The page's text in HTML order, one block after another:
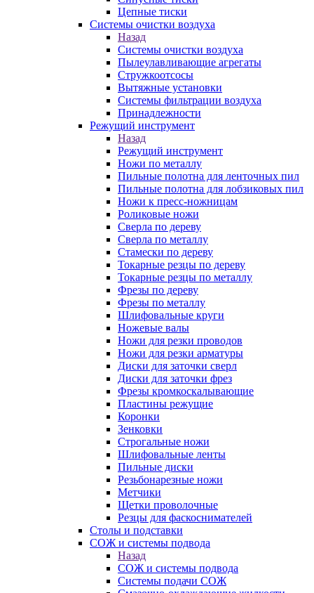
Цепные тиски
Системы очистки воздуха
Назад
Системы очистки воздуха
Пылеулавливающие агрегаты
Стружкоотсосы
Вытяжные установки
Системы фильтрации воздуха
Принадлежности
Режущий инструмент
Назад
Режущий инструмент
Ножи по металлу
Пильные полотна для ленточных пил
Пильные полотна для лобзиковых пил
Ножи к пресс-ножницам
Роликовые ножи
Сверла по дереву
Сверла по металлу
Стамески по дереву
Токарные резцы по дереву
Токарные резцы по металлу
Фрезы по дереву
Фрезы по металлу
Шлифовальные круги
Ножевые валы
Ножи для резки проводов
Ножи для резки арматуры
Диски для заточки сверл
Диски для заточки фрез
Фрезы кромкоскалывающие
Пластины режущие
Коронки
Зенковки
Строгальные ножи
Шлифовальные ленты
Пильные диски
Резьбонарезные ножи
Метчики
Щетки проволочные
Резцы для фаскоснимателей
Столы и подставки
СОЖ и системы подвода
Назад
СОЖ и системы подвода
Системы подачи СОЖ